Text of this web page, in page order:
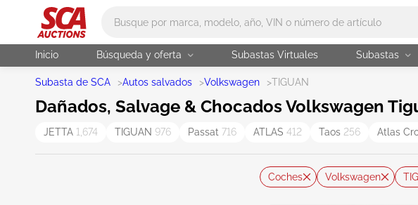
Inicio Búsqueda y oferta Subastas Virtuales Subastas
Subasta de SCA >Autos salvados >Volkswagen >TIGUAN
Dañados, Salvage & Chocados Volkswagen
JETTA 1,674 TIGUAN 976 Passat 716 ATLAS 412 Taos 256 Atlas
Coches Volkswagen